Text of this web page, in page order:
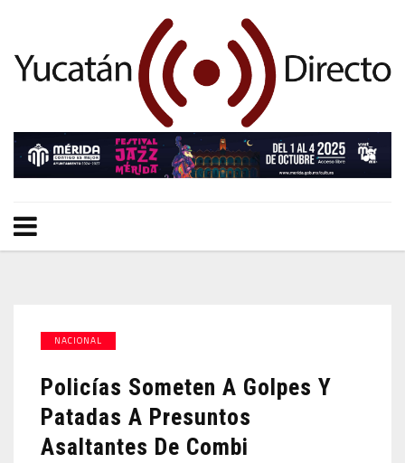
NACIONAL
Policías Someten A Golpes Y
Patadas A Presuntos
Asaltantes De Combi